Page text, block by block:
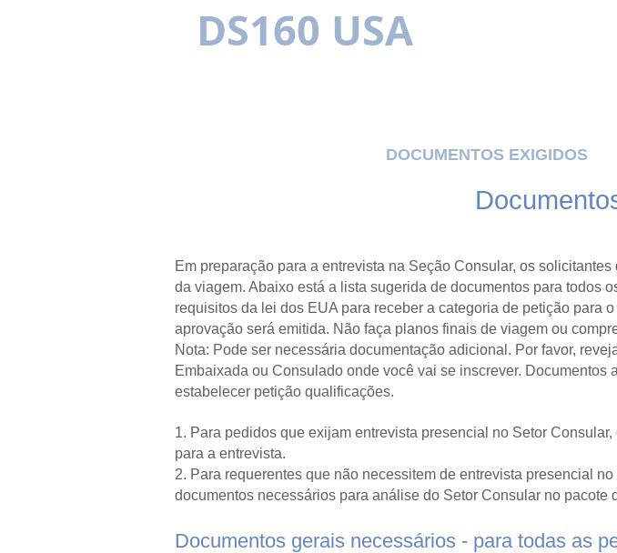
DS160 USA
DOCUMENTOS EXIGIDOS
Em preparação para a entrevista na Seção Consular, os
da viagem. Abaixo está a lista sugerida de documentos para todos
requisitos da lei dos EUA para receber a categoria de petição para
aprovação será emitida. Não faça planos finais de viagem ou
Nota: Pode ser necessária documentação adicional. Por favor,
Embaixada ou Consulado onde você vai se inscrever. Documentos
estabelecer petição qualificações.
1. Para pedidos que exijam entrevista presencial no Setor
para a entrevista.
2. Para requerentes que não necessitem de entrevista presencial
documentos necessários para análise do Setor Consular no pacote
Documentos gerais necessários - para todas as